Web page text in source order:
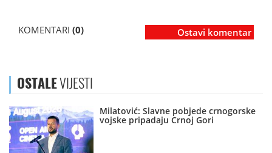
KOMENTARI (0) Ostavi komentar
OSTALEVIJESTI
Milatović: Slavne pobjede crnogorske
vojske pripadaju Crnoj Gori